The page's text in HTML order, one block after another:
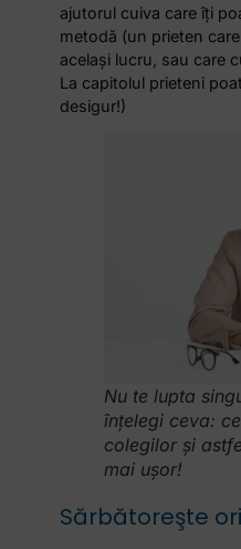
ajutorul cuiva care îţi
metodă (un prieten
acelaşi lucru, sau care
La capitolul prieteni
desigur!)
Nu te lupta
înţelegi ceva:
colegilor şi
mai uşor!
Sărbătoreşte